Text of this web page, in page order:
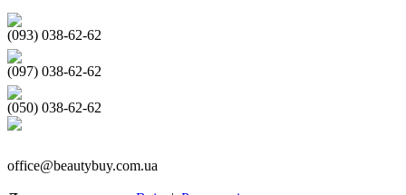
(093) 038-62-62
(097) 038-62-62
(050) 038-62-62
office@beautybuy.com.ua